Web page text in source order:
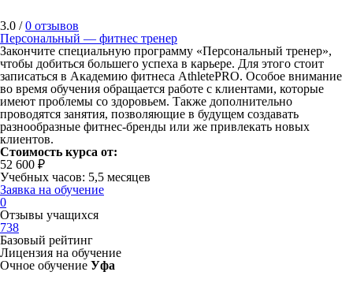
3.0 /0 отзывов
Персональный — фитнес тренер
Закончите специальную программу «Персональный тренер»,
чтобы добиться большего успеха в карьере. Для этого стоит
записаться в Академию фитнеса AthletePRO. Особое внимание
во время обучения обращается работе с клиентами, которые
имеют проблемы со здоровьем. Также дополнительно
проводятся занятия, позволяющие в будущем создавать
разнообразные фитнес-бренды или же привлекать новых
клиентов.
Стоимость курса от:
52 600 ₽
Учебных часов: 5,5 месяцев
Заявка на обучение
0
Отзывы учащихся
738
Базовый рейтинг
Лицензия на обучение
Очное обучение Уфа